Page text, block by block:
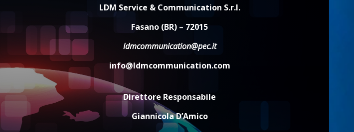
LDM Service & Communication S.r.l.
Fasano (BR) – 72015
ldmcommunication@pec.it
info@ldmcommunication.com
Direttore Responsabile
Giannicola D’Amico